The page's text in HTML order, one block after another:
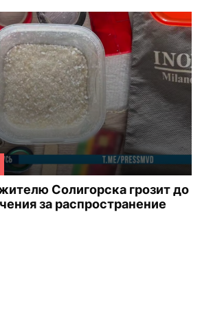
Солигорска грозит до
за распространение